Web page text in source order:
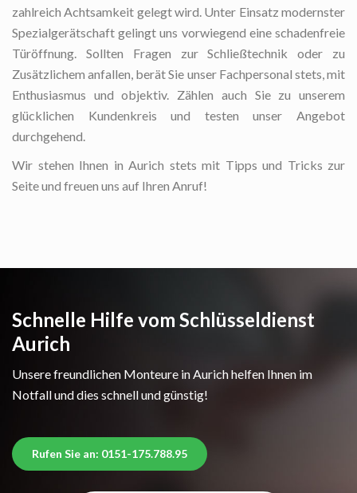
zahlreich Achtsamkeit gelegt wird. Unter Einsatz modernster
Spezialgerätschaft gelingt uns vorwiegend eine schadenfreie
Türöffnung. Sollten Fragen zur Schließtechnik oder zu
Zusätzlichem anfallen, berät Sie unser Fachpersonal stets, mit
Enthusiasmus und objektiv. Zählen auch Sie zu unserem
glücklichen Kundenkreis und testen unser Angebot
durchgehend.
Wir stehen Ihnen in Aurich stets mit Tipps und Tricks zur
Seite und freuen uns auf Ihren Anruf!
Schnelle Hilfe vom Schlüsseldienst
Aurich
Unsere freundlichen Monteure in Aurich helfen Ihnen im
Notfall und dies schnell und günstig!
Rufen Sie an: 0151-175.788.95